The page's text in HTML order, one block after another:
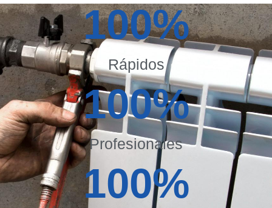
Rápidos
100%
Profesionales
100%
100%